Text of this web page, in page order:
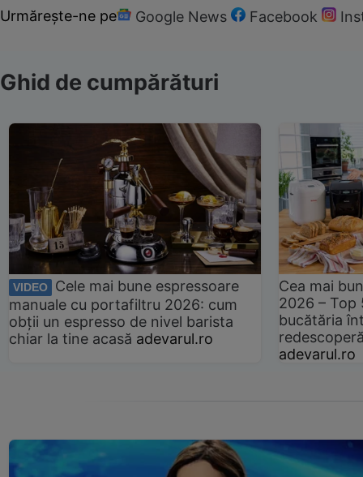
Urmărește-ne pe Google News Facebook
Ghid de cumpărături
VIDEO
Cele mai bune espressoare
manuale cu portafiltru 2026: cum
obții un espresso de nivel barista
chiar la tine acasă adevarul.ro
Cea mai
2026 –
bucătăria
adevarul.ro